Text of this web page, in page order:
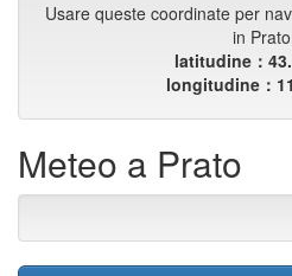
Usare queste coordinate per
in
latitudine：
longitudine：
Meteo a Prato